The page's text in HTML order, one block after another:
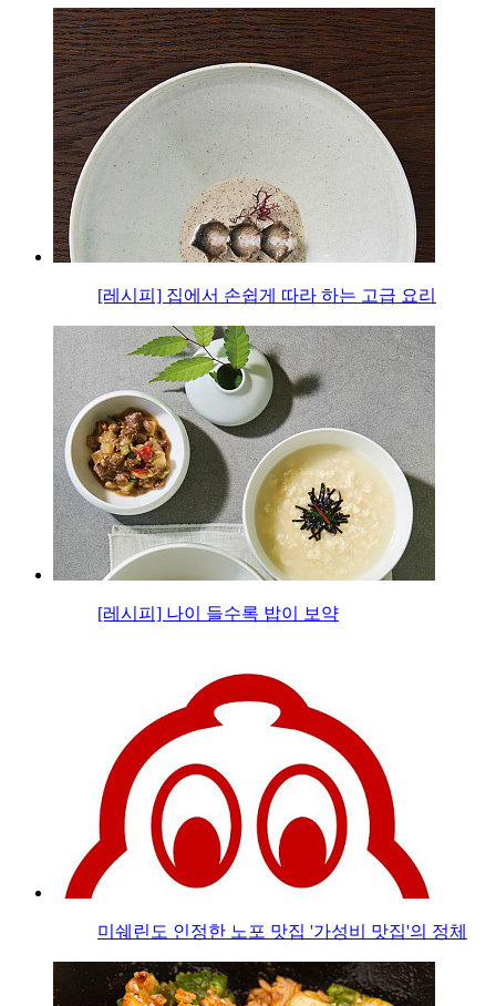
[레시피] 집에서 손쉽게 따라 하는 고급 요리
[레시피] 나이 들수록 밥이 보약
미쉐린도 인정한 노포 맛집 '가성비 맛집'의 정체